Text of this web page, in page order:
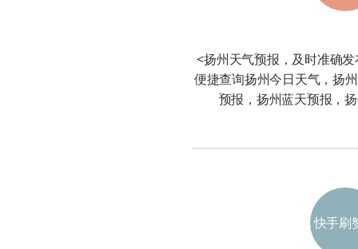
<扬州天气预报，及时准确
便捷查询扬州今日天气，扬
预报，扬州蓝天预报，
快手刷